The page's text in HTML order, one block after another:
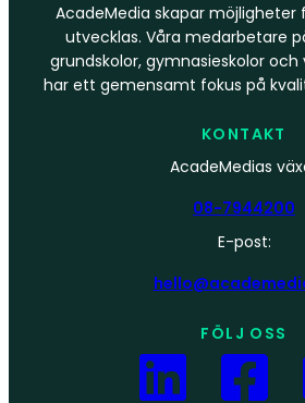
AcadeMedia skapar
utvecklas. Våra medarbetare
grundskolor, gymnasieskolor
har ett gemensamt fokus på
KONTAKT
AcadeMedias
08-7944200
E-post:
FÖLJ OSS